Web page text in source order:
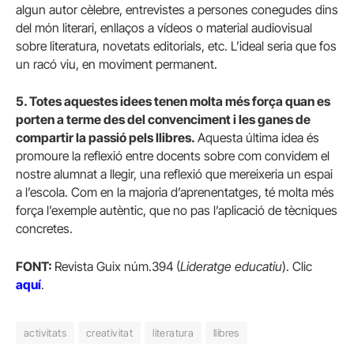
algun autor cèlebre, entrevistes a persones conegudes dins
del món literari, enllaços a vídeos o material audiovisual
sobre literatura, novetats editorials, etc. L’ideal seria que fos
un racó viu, en moviment permanent.
5. Totes aquestes idees tenen molta més força quan es
porten a terme des del convenciment i les ganes de
compartir la passió pels llibres. Aquesta última idea és
promoure la reflexió entre docents sobre com convidem el
nostre alumnat a llegir, una reflexió que mereixeria un espai
a l’escola. Com en la majoria d’aprenentatges, té molta més
força l’exemple autèntic, que no pas l’aplicació de tècniques
concretes.
FONT: Revista Guix núm.394 (Lideratge educatiu). Clic
aquí.
activitats creativitat literatura llibres